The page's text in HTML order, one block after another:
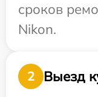
сроков
Nikon.
2
Выезд